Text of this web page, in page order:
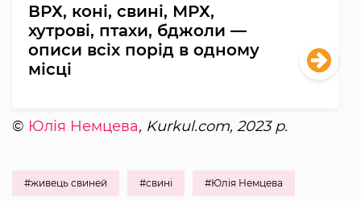
ВРХ, коні, свині, МРХ,
хутрові, птахи, бджоли —
описи всіх порід в одному
місці
© Юлія Немцева, Kurkul.com, 2023 р.
#живець свиней #свині #Юлія Немцева